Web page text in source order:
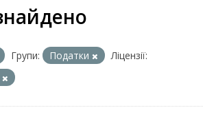
Групи: Податки
Ліцензії: